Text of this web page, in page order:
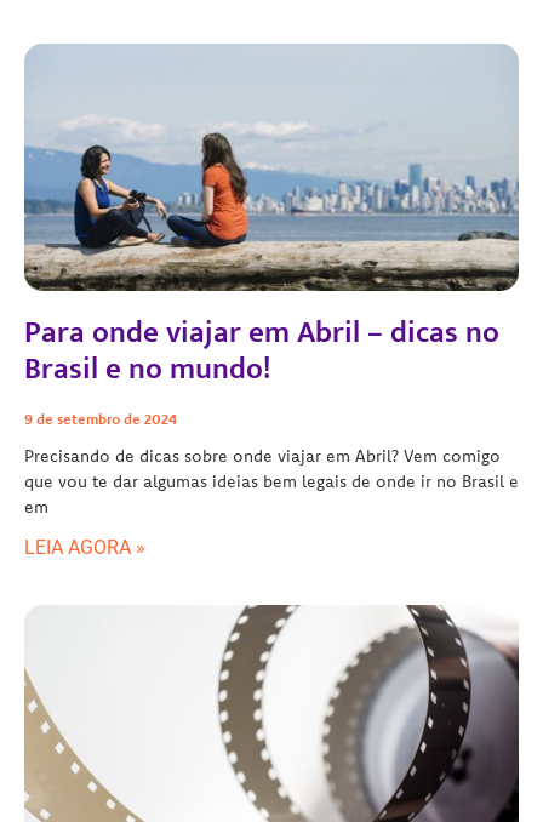
Para onde viajar em Abril – dicas no
Brasil e no mundo!
9 de setembro de 2024
Precisando de dicas sobre onde viajar em Abril? Vem comigo
que vou te dar algumas ideias bem legais de onde ir no Brasil e
em
LEIA AGORA »